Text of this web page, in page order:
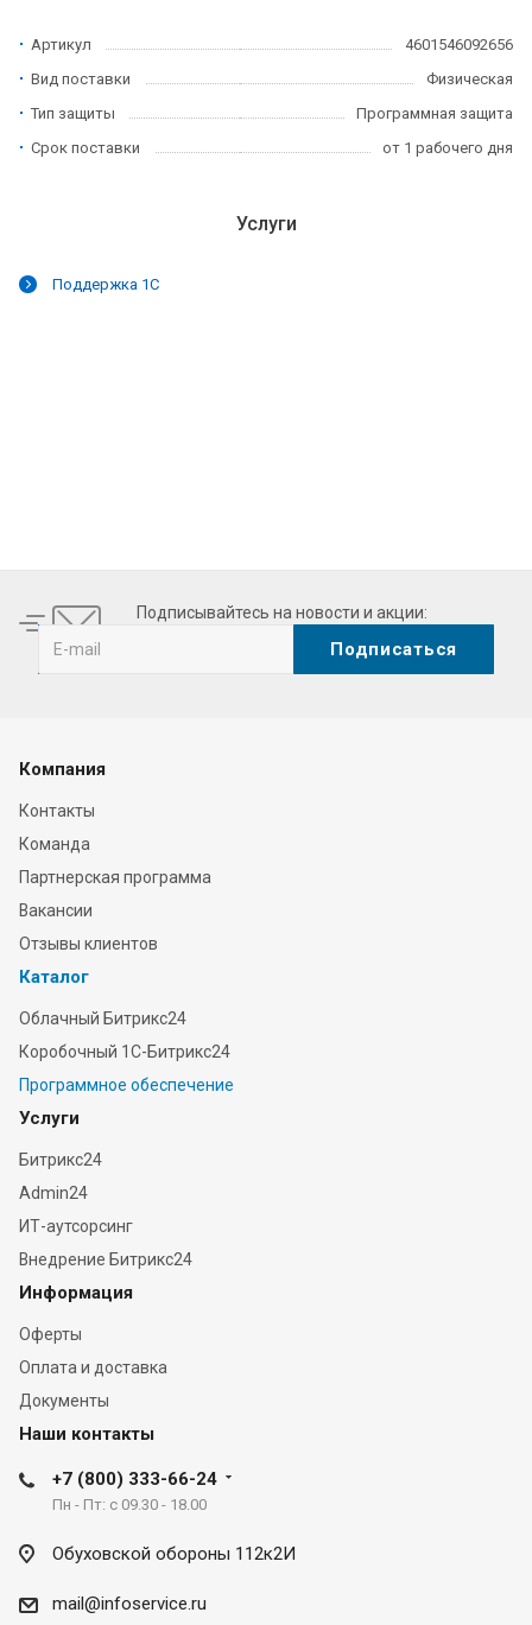
Артикул
4601546092656
Вид поставки
Физическая
Тип защиты
Программная защита
Срок поставки
от 1 рабочего дня
Услуги
Поддержка 1С
Подписывайтесь на новости и акции:
Компания
Контакты
Команда
Партнерская программа
Вакансии
Отзывы клиентов
Каталог
Облачный Битрикс24
Коробочный 1С-Битрикс24
Программное обеспечение
Услуги
Битрикс24
Admin24
ИТ-аутсорсинг
Внедрение Битрикс24
Информация
Оферты
Оплата и доставка
Документы
Наши контакты
+7 (800) 333-66-24
Пн - Пт: с 09.30 - 18.00
Обуховской обороны 112к2И
mail@infoservice.ru